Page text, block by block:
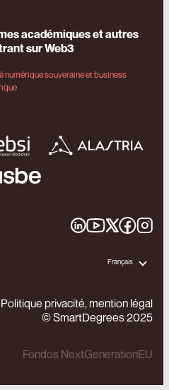
académiques et autres
sur Web3
numérique souveraine et business
Français
Politique privacité, mention légal
© SmartDegrees 2025
Fondos NextGenerationEU